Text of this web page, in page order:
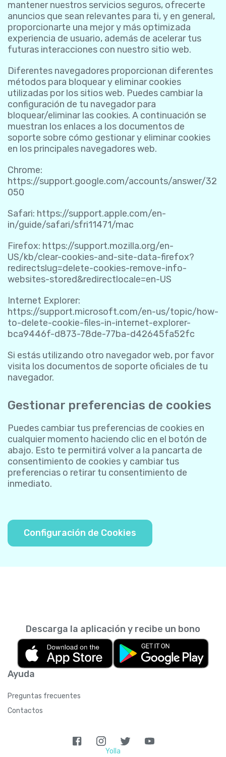
mantener nuestros servicios seguros, ofrecerte
anuncios que sean relevantes para ti, y en general,
proporcionarte una mejor y más optimizada
experiencia de usuario, además de acelerar tus
futuras interacciones con nuestro sitio web.
Diferentes navegadores proporcionan diferentes
métodos para bloquear y eliminar cookies
utilizadas por los sitios web. Puedes cambiar la
configuración de tu navegador para
bloquear/eliminar las cookies. A continuación se
muestran los enlaces a los documentos de
soporte sobre cómo gestionar y eliminar cookies
en los principales navegadores web.
Chrome:
https://support.google.com/accounts/answer/32
050
Safari: https://support.apple.com/en-
in/guide/safari/sfri11471/mac
Firefox: https://support.mozilla.org/en-
US/kb/clear-cookies-and-site-data-firefox?
redirectslug=delete-cookies-remove-info-
websites-stored&redirectlocale=en-US
Internet Explorer:
https://support.microsoft.com/en-us/topic/how-
to-delete-cookie-files-in-internet-explorer-
bca9446f-d873-78de-77ba-d42645fa52fc
Si estás utilizando otro navegador web, por favor
visita los documentos de soporte oficiales de tu
navegador.
Gestionar preferencias de cookies
Puedes cambiar tus preferencias de cookies en
cualquier momento haciendo clic en el botón de
abajo. Esto te permitirá volver a la pancarta de
consentimiento de cookies y cambiar tus
preferencias o retirar tu consentimiento de
inmediato.
Configuración de Cookies
Ayuda
Preguntas frecuentes
Contactos
Descarga la aplicación y recibe un bono
Yolla